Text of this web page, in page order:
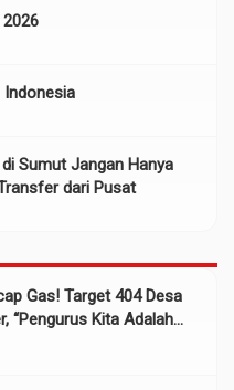
Indonesia
Sumut Jangan Hanya
dari Pusat
Gas! Target 404 Desa
“Pengurus Kita Adalah